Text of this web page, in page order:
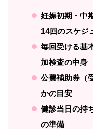
妊娠初期・中
14回のスケジ
毎回受ける基
加検査の中身
公費補助券（
かの目安
健診当日の持
の準備